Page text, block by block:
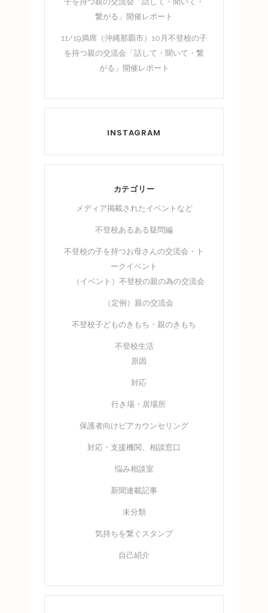
繋がる」開催レポート
11/19満席（沖縄那覇市）10月不登校の子
を持つ親の交流会「話して・聞いて・繋
がる」開催レポート
INSTAGRAM
カテゴリー
メディア掲載されたイベントなど
不登校あるある疑問編
不登校の子を持つお母さんの交流会・ト
ークイベント
（イベント）不登校の親の為の交流会
（定例）親の交流会
不登校子どものきもち・親のきもち
不登校生活
原因
対応
行き場・居場所
保護者向けピアカウンセリング
対応・支援機関、相談窓口
悩み相談室
新聞連載記事
未分類
気持ちを繋ぐスタンプ
自己紹介